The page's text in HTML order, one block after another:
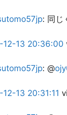
: 同じ
12-13 20:36:00
: @
12-13 20:31:11